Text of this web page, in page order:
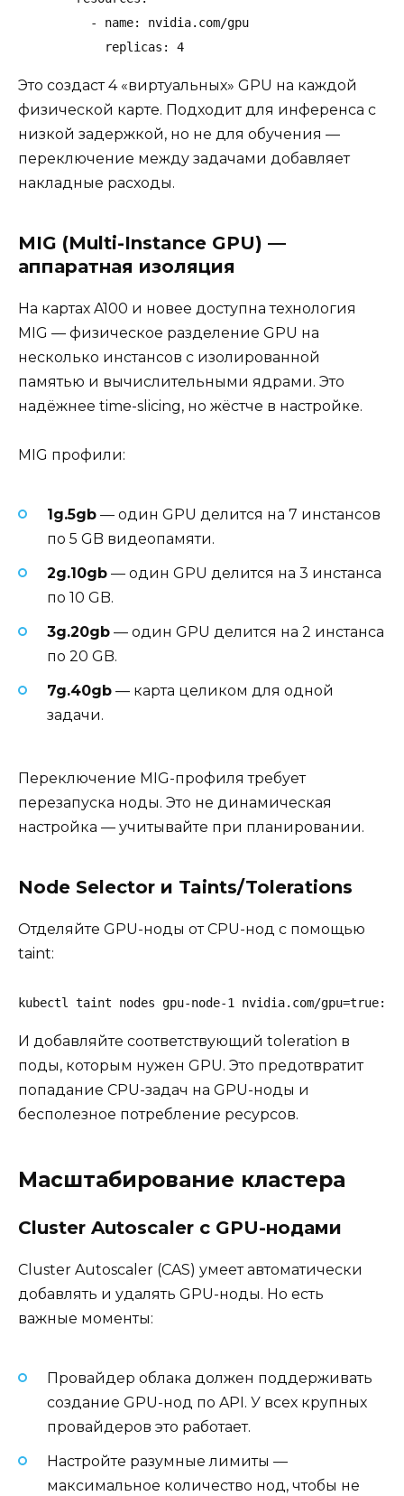
          - name: nvidia.com/gpu
            replicas: 4
Это создаст 4 «виртуальных» GPU на каждой
физической карте. Подходит для инференса с
низкой задержкой, но не для обучения —
переключение между задачами добавляет
накладные расходы.
MIG (Multi-Instance GPU) —
аппаратная изоляция
На картах A100 и новее доступна технология
MIG — физическое разделение GPU на
несколько инстансов с изолированной
памятью и вычислительными ядрами. Это
надёжнее time-slicing, но жёстче в настройке.
MIG профили:
1g.5gb — один GPU делится на 7 инстансов
по 5 GB видеопамяти.
2g.10gb — один GPU делится на 3 инстанса
по 10 GB.
3g.20gb — один GPU делится на 2 инстанса
по 20 GB.
7g.40gb — карта целиком для одной
задачи.
Переключение MIG-профиля требует
перезапуска ноды. Это не динамическая
настройка — учитывайте при планировании.
Node Selector и Taints/Tolerations
Отделяйте GPU-ноды от CPU-нод с помощью
taint:
kubectl taint nodes gpu-node-1 nvidia.com/
И добавляйте соответствующий toleration в
поды, которым нужен GPU. Это предотвратит
попадание CPU-задач на GPU-ноды и
бесполезное потребление ресурсов.
Масштабирование кластера
Cluster Autoscaler с GPU-нодами
Cluster Autoscaler (CAS) умеет автоматически
добавлять и удалять GPU-ноды. Но есть
важные моменты:
Провайдер облака должен поддерживать
создание GPU-нод по API. У всех крупных
провайдеров это работает.
Настройте разумные лимиты —
максимальное количество нод, чтобы не